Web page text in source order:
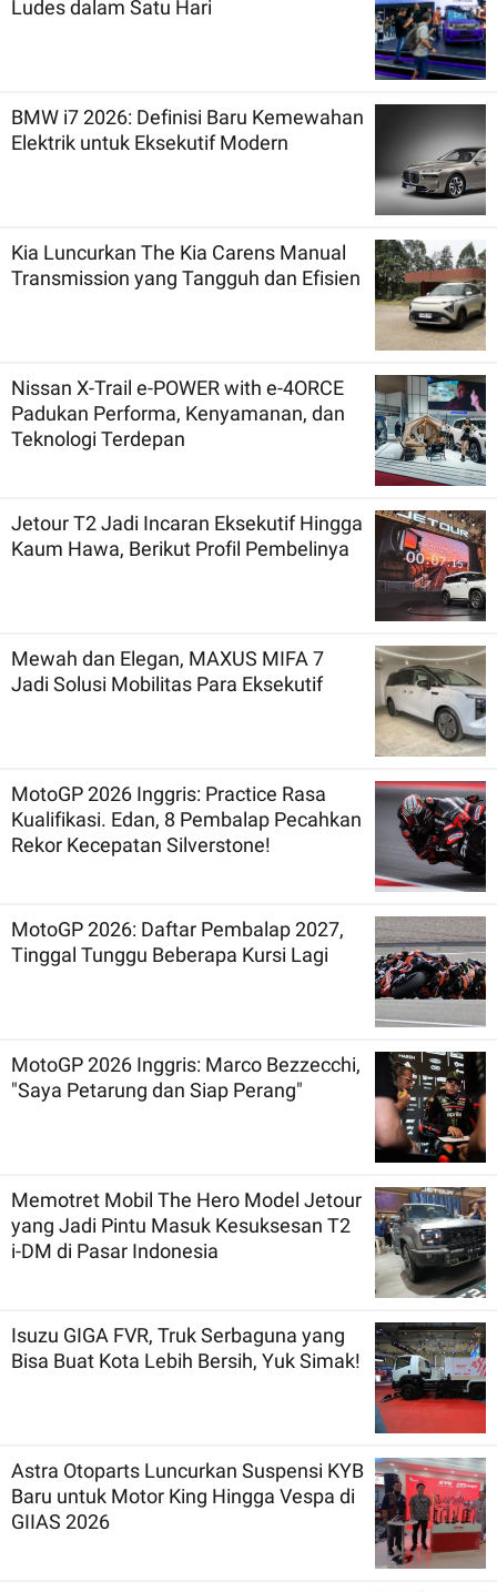
Ludes dalam Satu Hari
BMW i7 2026: Definisi Baru Kemewahan
Elektrik untuk Eksekutif Modern
Kia Luncurkan The Kia Carens Manual
Transmission yang Tangguh dan Efisien
Nissan X-Trail e-POWER with e-4ORCE
Padukan Performa, Kenyamanan, dan
Teknologi Terdepan
Jetour T2 Jadi Incaran Eksekutif Hingga
Kaum Hawa, Berikut Profil Pembelinya
Mewah dan Elegan, MAXUS MIFA 7
Jadi Solusi Mobilitas Para Eksekutif
MotoGP 2026 Inggris: Practice Rasa
Kualifikasi. Edan, 8 Pembalap Pecahkan
Rekor Kecepatan Silverstone!
MotoGP 2026: Daftar Pembalap 2027,
Tinggal Tunggu Beberapa Kursi Lagi
MotoGP 2026 Inggris: Marco Bezzecchi,
"Saya Petarung dan Siap Perang"
Memotret Mobil The Hero Model Jetour
yang Jadi Pintu Masuk Kesuksesan T2
i-DM di Pasar Indonesia
Isuzu GIGA FVR, Truk Serbaguna yang
Bisa Buat Kota Lebih Bersih, Yuk Simak!
Astra Otoparts Luncurkan Suspensi KYB
Baru untuk Motor King Hingga Vespa di
GIIAS 2026